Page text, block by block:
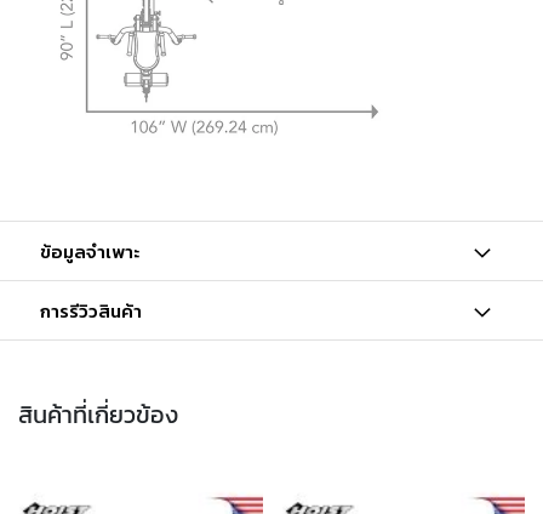
ข้อมูลจำเพาะ
การรีวิวสินค้า
สินค้าที่เกี่ยวข้อง